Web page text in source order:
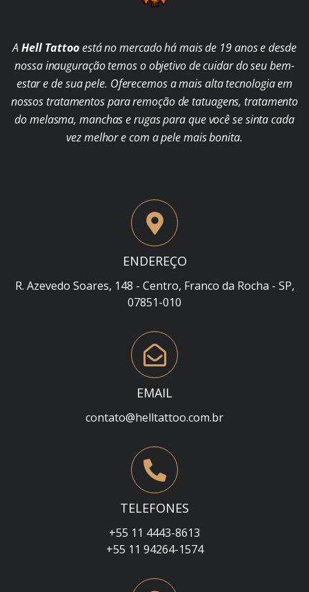
AHell Tattooestá no mercado há mais de 19 anos e desde
nossa inauguração temos o objetivo de cuidar do seu bem-
estar e de sua pele. Oferecemos a mais alta tecnologia em
nossos tratamentos para remoção de tatuagens, tratamento
do melasma, manchas e rugas para que você se sinta cada
vez melhor e com a pele mais bonita.
ENDEREÇO
R. Azevedo Soares, 148 - Centro, Franco da Rocha - SP,
07851-010
EMAIL
contato@helltattoo.com.br
TELEFONES
+55 11 4443-8613
+55 11 94264-1574